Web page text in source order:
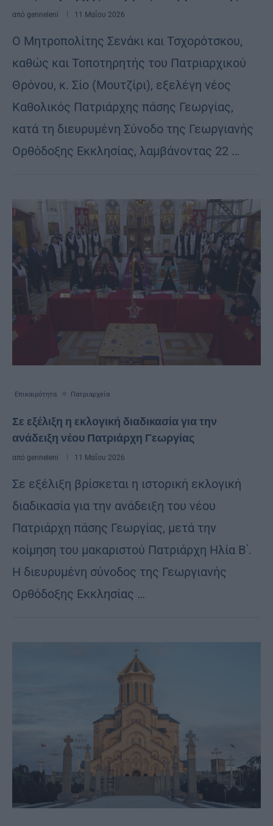
από genneleni 11 Μαΐου 2026
Ο Μητροπολίτης Σενάκι και Τσχορότσκου,
καθώς και Τοποτηρητής του Πατριαρχικού
Θρόνου, κ. Σίο (Μουτζίρι), εξελέγη νέος
Καθολικός Πατριάρχης πάσης Γεωργίας,
κατά τη διευρυμένη Σύνοδο της Γεωργιανής
Ορθόδοξης Εκκλησίας, λαμβάνοντας 22 …
Επικαιρότητα Πατριαρχεία
Σε εξέλιξη η εκλογική διαδικασία για την
ανάδειξη νέου Πατριάρχη Γεωργίας
από genneleni 11 Μαΐου 2026
Σε εξέλιξη βρίσκεται η ιστορική εκλογική
διαδικασία για την ανάδειξη του νέου
Πατριάρχη πάσης Γεωργίας, μετά την
κοίμηση του μακαριστού Πατριάρχη Ηλία Β΄.
Η διευρυμένη σύνοδος της Γεωργιανής
Ορθόδοξης Εκκλησίας …